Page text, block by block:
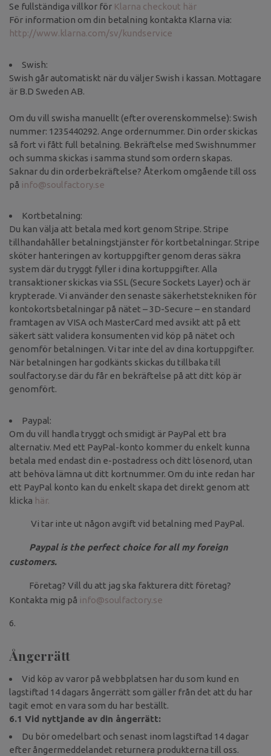
Se fullständiga villkor för Klarna checkout här
För information om din betalning kontakta Klarna via:
http://www.klarna.com/sv/kundservice
Swish:
Swish går automatiskt när du väljer Swish i kassan. Mottagare
är B.D Sweden AB.
Om du vill swisha manuellt (efter overenskommelse): Swish
nummer: 1235440292. Ange ordernummer. Din order skickas
så fort vi fått full betalning. Bekräftelse med Swishnummer
och summa skickas i samma stund som ordern skapas.
Saknar du din orderbekräftelse? Återkom omgående till oss
på info@soulfactory.se
Kortbetalning:
Du kan välja att betala med kort genom Stripe. Stripe
tillhandahåller betalningstjänster för kortbetalningar. Stripe
sköter hanteringen av kortuppgifter genom deras säkra
system där du tryggt fyller i dina kortuppgifter. Alla
transaktioner skickas via SSL (Secure Sockets Layer) och är
krypterade. Vi använder den senaste säkerhetstekniken för
kontokortsbetalningar på nätet – 3D-Secure – en standard
framtagen av VISA och MasterCard med avsikt att på ett
säkert sätt validera konsumenten vid köp på nätet och
genomför betalningen. Vi tar inte del av dina kortuppgifter.
När betalningen har godkänts skickas du tillbaka till
soulfactory.se där du får en bekräftelse på att ditt köp är
genomfört.
Paypal:
Om du vill handla tryggt och smidigt är PayPal ett bra
alternativ. Med ett PayPal-konto kommer du enkelt kunna
betala med endast din e-postadress och ditt lösenord, utan
att behöva lämna ut ditt kortnummer. Om du inte redan har
ett PayPal konto kan du enkelt skapa det direkt genom att
klicka här.
Vi tar inte ut någon avgift vid betalning med PayPal.
Paypal is the perfect choice for all my foreign
customers.
Företag? Vill du att jag ska fakturera ditt företag?
Kontakta mig på info@soulfactory.se
Ångerrätt
Vid köp av varor på webbplatsen har du som kund en
lagstiftad 14 dagars ångerrätt som gäller från det att du har
tagit emot en vara som du har beställt.
6.1 Vid nyttjande av din ångerrätt:
Du bör omedelbart och senast inom lagstiftad 14 dagar
efter ångermeddelandet returnera produkterna till oss.